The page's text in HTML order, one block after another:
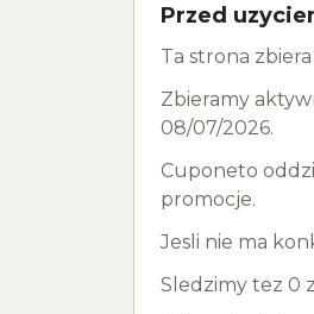
Przed
Ta strona
Zbieramy
08/07/2026.
Cuponeto
promocje.
Jesli nie ma
Sledzimy tez 0